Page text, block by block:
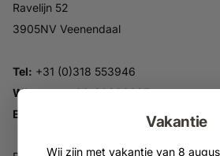
Vakantie
Wij zijn met vakantie van 8
Ravelijn 52
3905NV Veenendaal
Tel: +31 (0)318 553946
Whatsapp:06-30896937
Email: